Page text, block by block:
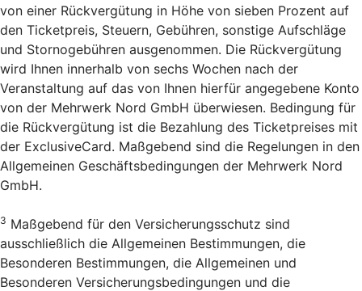
von einer Rückvergütung in Höhe von sieben Prozent auf
den Ticketpreis, Steuern, Gebühren, sonstige Aufschläge
und Stornogebühren ausgenommen. Die Rückvergütung
wird Ihnen innerhalb von sechs Wochen nach der
Veranstaltung auf das von Ihnen hierfür angegebene Konto
von der Mehrwerk Nord GmbH überwiesen. Bedingung für
die Rückvergütung ist die Bezahlung des Ticketpreises mit
der ExclusiveCard. Maßgebend sind die Regelungen in den
Allgemeinen Geschäftsbedingungen der Mehrwerk Nord
GmbH.
3 Maßgebend für den Versicherungsschutz sind
ausschließlich die Allgemeinen Bestimmungen, die
Besonderen Bestimmungen, die Allgemeinen und
Besonderen Versicherungsbedingungen und die